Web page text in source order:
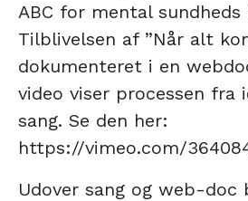
ABC for mental sundheds
Tilblivelsen af ”Når alt
dokumenteret i en
video viser processen fra
sang. Se den her:
https://vimeo.com/
Udover sang og web-doc